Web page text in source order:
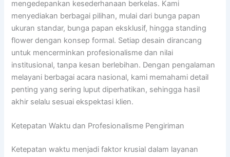
mengedepankan kesederhanaan berkelas. Kami
menyediakan berbagai pilihan, mulai dari bunga papan
ukuran standar, bunga papan eksklusif, hingga standing
flower dengan konsep formal. Setiap desain dirancang
untuk mencerminkan profesionalisme dan nilai
institusional, tanpa kesan berlebihan. Dengan pengalaman
melayani berbagai acara nasional, kami memahami detail
penting yang sering luput diperhatikan, sehingga hasil
akhir selalu sesuai ekspektasi klien.
Ketepatan Waktu dan Profesionalisme Pengiriman
Ketepatan waktu menjadi faktor krusial dalam layanan